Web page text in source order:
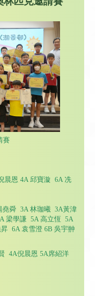
賽
晨恩 4A 邱寶漩 6A 冼
堯舜 3A 林珈曦 3A黃湋
梁學謙 5A 高立恆 5A
6A 袁雪澄 6B 吳宇翀
4A倪晨恩 5A席紹洋